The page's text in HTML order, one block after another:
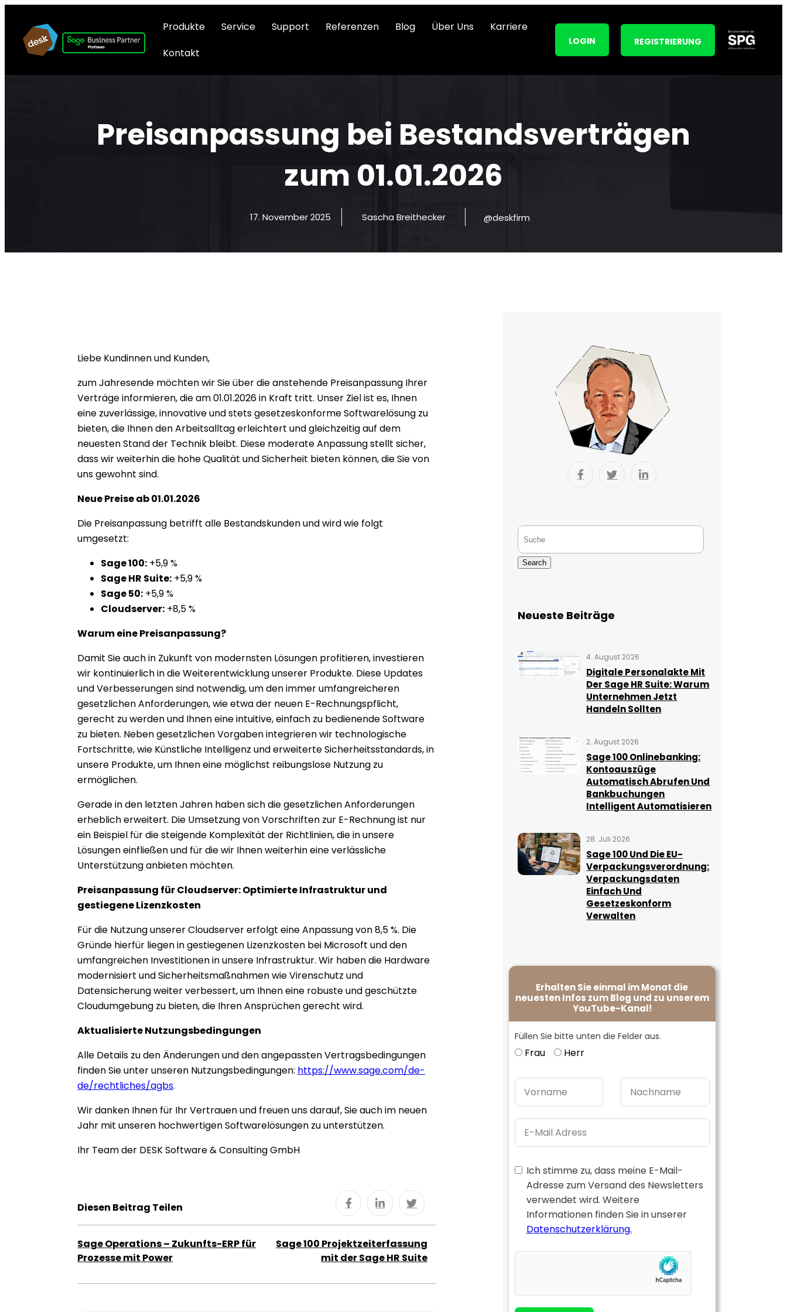
Produkte Service Support Referenzen Blog Über Uns
Karriere
Kontakt
LOGIN REGISTRIERUNG
Preisanpassung bei Bestandsverträgen
zum 01.01.2026
17. November 2025 Sascha Breithecker @deskfirm
Liebe Kundinnen und Kunden,
zum Jahresende möchten wir Sie über die anstehende Preisanpassung Ihrer
Verträge informieren, die am 01.01.2026 in Kraft tritt. Unser Ziel ist es, Ihnen
eine zuverlässige, innovative und stets gesetzeskonforme Softwarelösung zu
bieten, die Ihnen den Arbeitsalltag erleichtert und gleichzeitig auf dem
neuesten Stand der Technik bleibt. Diese moderate Anpassung stellt sicher,
dass wir weiterhin die hohe Qualität und Sicherheit bieten können, die Sie von
uns gewohnt sind.
Neue Preise ab 01.01.2026
Die Preisanpassung betrifft alle Bestandskunden und wird wie folgt
umgesetzt:
Sage 100: +5,9 %
Sage HR Suite: +5,9 %
Sage 50: +5,9 %
Cloudserver: +8,5 %
Warum eine Preisanpassung?
Damit Sie auch in Zukunft von modernsten Lösungen profitieren, investieren
wir kontinuierlich in die Weiterentwicklung unserer Produkte. Diese Updates
und Verbesserungen sind notwendig, um den immer umfangreicheren
gesetzlichen Anforderungen, wie etwa der neuen E-Rechnungspflicht,
gerecht zu werden und Ihnen eine intuitive, einfach zu bedienende Software
zu bieten. Neben gesetzlichen Vorgaben integrieren wir technologische
Fortschritte, wie Künstliche Intelligenz und erweiterte Sicherheitsstandards, in
unsere Produkte, um Ihnen eine möglichst reibungslose Nutzung zu
ermöglichen.
Gerade in den letzten Jahren haben sich die gesetzlichen Anforderungen
erheblich erweitert. Die Umsetzung von Vorschriften zur E-Rechnung ist nur
ein Beispiel für die steigende Komplexität der Richtlinien, die in unsere
Lösungen einfließen und für die wir Ihnen weiterhin eine verlässliche
Unterstützung anbieten möchten.
Preisanpassung für Cloudserver: Optimierte Infrastruktur und
gestiegene Lizenzkosten
Für die Nutzung unserer Cloudserver erfolgt eine Anpassung von 8,5 %. Die
Gründe hierfür liegen in gestiegenen Lizenzkosten bei Microsoft und den
umfangreichen Investitionen in unsere Infrastruktur. Wir haben die Hardware
modernisiert und Sicherheitsmaßnahmen wie Virenschutz und
Datensicherung weiter verbessert, um Ihnen eine robuste und geschützte
Cloudumgebung zu bieten, die Ihren Ansprüchen gerecht wird.
Aktualisierte Nutzungsbedingungen
Alle Details zu den Änderungen und den angepassten Vertragsbedingungen
finden Sie unter unseren Nutzungsbedingungen: https://www.sage.com/de-
de/rechtliches/agbs.
Wir danken Ihnen für Ihr Vertrauen und freuen uns darauf, Sie auch im neuen
Jahr mit unseren hochwertigen Softwarelösungen zu unterstützen.
Ihr Team der DESK Software & Consulting GmbH
Diesen Beitrag Teilen
Sage Operations – Zukunfts-ERP für
Prozesse mit Power
Sage 100 Projektzeiterfassung
mit der Sage HR Suite
Search
Neueste Beiträge
4. August 2026
Digitale Personalakte Mit
Der Sage HR Suite: Warum
Unternehmen Jetzt
Handeln Sollten
2. August 2026
Sage 100 Onlinebanking:
Kontoauszüge
Automatisch Abrufen Und
Bankbuchungen
Intelligent Automatisieren
28. Juli 2026
Sage 100 Und Die EU-
Verpackungsverordnung:
Verpackungsdaten
Einfach Und
Gesetzeskonform
Verwalten
Erhalten Sie einmal im Monat die
neuesten Infos zum Blog und zu unserem
YouTube-Kanal!
Füllen Sie bitte unten die Felder aus.
Frau Herr
Ich stimme zu, dass meine E-Mail-
Adresse zum Versand des Newsletters
verwendet wird. Weitere
Informationen finden Sie in unserer
Datenschutzerklärung.